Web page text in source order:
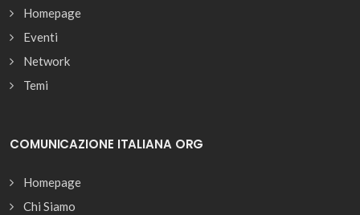
Homepage
Eventi
Network
Temi
COMUNICAZIONE ITALIANA ORG
Homepage
Chi Siamo